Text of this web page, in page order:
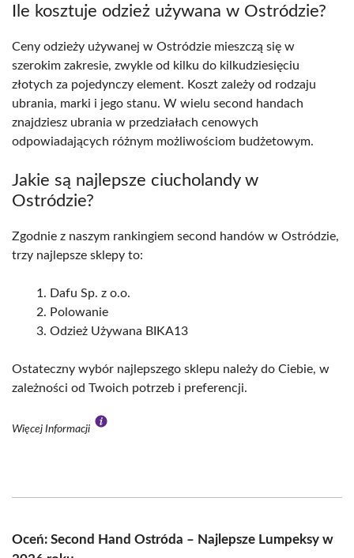
Ile kosztuje odzież używana w Ostródzie?
Ceny odzieży używanej w Ostródzie mieszczą się w
szerokim zakresie, zwykle od kilku do kilkudziesięciu
złotych za pojedynczy element. Koszt zależy od rodzaju
ubrania, marki i jego stanu. W wielu second handach
znajdziesz ubrania w przedziałach cenowych
odpowiadających różnym możliwościom budżetowym.
Jakie są najlepsze ciucholandy w
Ostródzie?
Zgodnie z naszym rankingiem second handów w Ostródzie,
trzy najlepsze sklepy to:
Dafu Sp. z o.o.
Polowanie
Odzież Używana BIKA13
Ostateczny wybór najlepszego sklepu należy do Ciebie, w
zależności od Twoich potrzeb i preferencji.
Więcej Informacji
Oceń: Second Hand Ostróda – Najlepsze Lumpeksy w